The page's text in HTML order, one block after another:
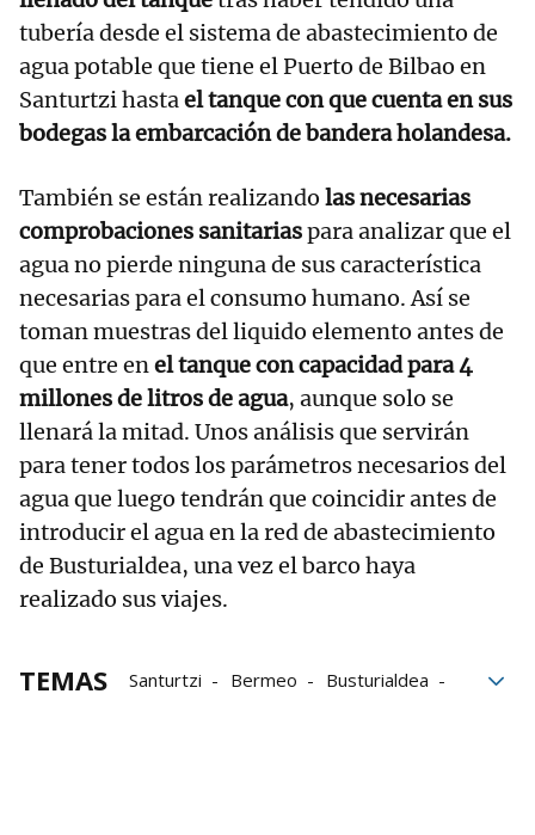
tubería desde el sistema de abastecimiento de
agua potable que tiene el Puerto de Bilbao en
Santurtzi hastael tanque con que cuenta en sus
bodegas la embarcación de bandera holandesa.
También se están realizando las necesarias
comprobaciones sanitariaspara analizar que el
agua no pierde ninguna de sus característica
necesarias para el consumo humano. Así se
toman muestras del liquido elemento antes de
que entre enel tanque con capacidad para 4
millones de litros de agua, aunque solo se
llenará la mitad. Unos análisis que servirán
para tener todos los parámetros necesarios del
agua que luego tendrán que coincidir antes de
introducir el agua en la red de abastecimiento
de Busturialdea, una vez el barco haya
realizado sus viajes.
TEMAS Santurtzi Bermeo
Busturialdea